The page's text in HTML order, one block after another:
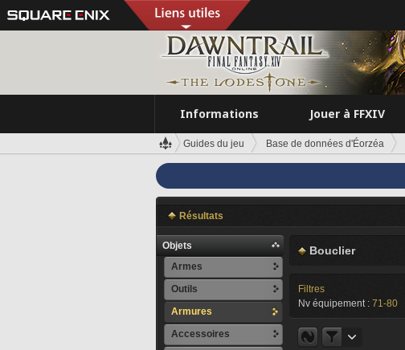
Informations Jouer à FFXIV
Guides du jeu Base de données d'Éorzéa
Résultats
Objets
Armes
Outils
Armures
Accessoires
Bouclier
Filtres
Nv équipement : 71-80